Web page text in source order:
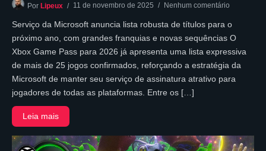
Por Lipeux 11 de novembro de 2025 Nenhum comentário
Serviço da Microsoft anuncia lista robusta de títulos para o
próximo ano, com grandes franquias e novas sequências O
Xbox Game Pass para 2026 já apresenta uma lista expressiva
de mais de 25 jogos confirmados, reforçando a estratégia da
Microsoft de manter seu serviço de assinatura atrativo para
jogadores de todas as plataformas. Entre os […]
Leia mais